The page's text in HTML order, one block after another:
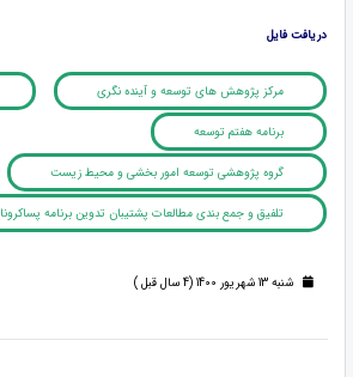
دريافت فايل
مرکز پژوهش های توسعه و آینده نگری
برنامه هفتم توسعه
گروه پژوهشی توسعه امور بخشی و محیط زیست
تلفیق و جمع بندی مطالعات پشتیبان تدوین برنامه پساکرونا
شنبه 13 شهریور 1400 (4 سال قبل )